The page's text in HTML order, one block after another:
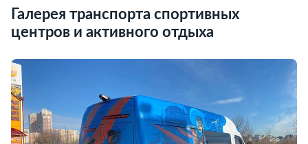
Галерея транспорта спортивных
центров и активного отдыха